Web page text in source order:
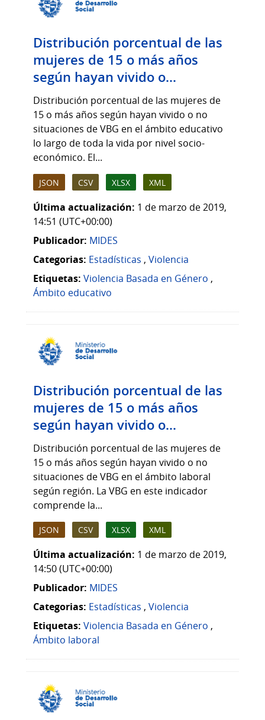
Distribución porcentual de las
mujeres de 15 o más años
según hayan vivido o...
Distribución porcentual de las mujeres de
15 o más años según hayan vivido o no
situaciones de VBG en el ámbito educativo
lo largo de toda la vida por nivel socio-
económico. El...
JSON CSV XLSX XML
Última actualización: 1 de marzo de 2019,
14:51 (UTC+00:00)
Publicador: MIDES
Categorias: Estadísticas , Violencia
Etiquetas: Violencia Basada en Género ,
Ámbito educativo
Distribución porcentual de las
mujeres de 15 o más años
según hayan vivido o...
Distribución porcentual de las mujeres de
15 o más años según hayan vivido o no
situaciones de VBG en el ámbito laboral
según región. La VBG en este indicador
comprende la...
JSON CSV XLSX XML
Última actualización: 1 de marzo de 2019,
14:50 (UTC+00:00)
Publicador: MIDES
Categorias: Estadísticas , Violencia
Etiquetas: Violencia Basada en Género ,
Ámbito laboral